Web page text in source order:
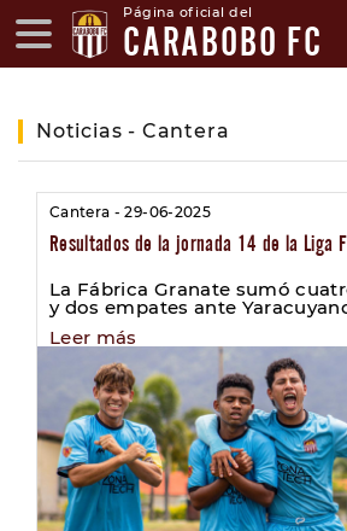
Página oficial del
CARABOBO FC
Noticias - Cantera
Cantera - 29-06-2025
Resultados de la jornada 14 de la Liga
La Fábrica Granate sumó
y dos empates ante
Leer más